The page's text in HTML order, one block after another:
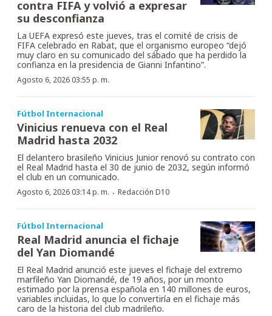
contra FIFA y volvió a expresar
su desconfianza
La UEFA expresó este jueves, tras el comité de crisis de
FIFA celebrado en Rabat, que el organismo europeo “dejó
muy claro en su comunicado del sábado que ha perdido la
confianza en la presidencia de Gianni Infantino”.
Agosto 6, 2026 03:55 p. m.
Fútbol Internacional
Vinicius renueva con el Real
Madrid hasta 2032
El delantero brasileño Vinicius Junior renovó su contrato con
el Real Madrid hasta el 30 de junio de 2032, según informó
el club en un comunicado.
Agosto 6, 2026 03:14 p. m. · Redacción D10
Fútbol Internacional
Real Madrid anuncia el fichaje
del Yan Diomandé
El Real Madrid anunció este jueves el fichaje del extremo
marfileño Yan Diomandé, de 19 años, por un monto
estimado por la prensa española en 140 millones de euros,
variables incluidas, lo que lo convertiría en el fichaje más
caro de la historia del club madrileño.